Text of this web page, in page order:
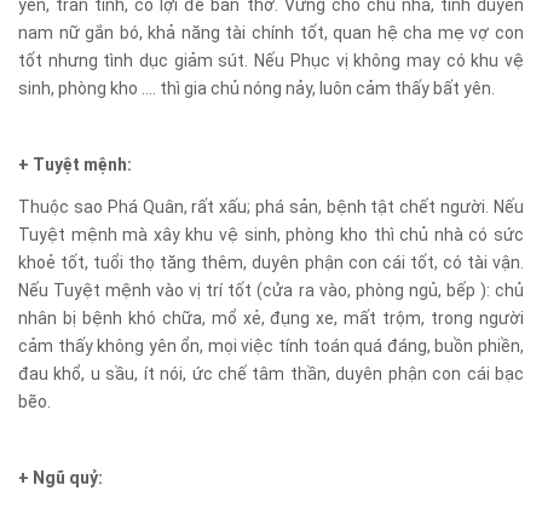
yên, trấn tĩnh, có lợi để bàn thờ. Vững cho chủ nhà, tình duyên
nam nữ gắn bó, khả năng tài chính tốt, quan hệ cha mẹ vợ con
tốt nhưng tình dục giảm sút. Nếu Phục vị không may có khu vệ
sinh, phòng kho …. thì gia chủ nóng nảy, luôn cảm thấy bất yên.
+ Tuyệt mệnh:
Thuộc sao Phá Quân, rất xấu; phá sản, bệnh tật chết người. Nếu
Tuyệt mệnh mà xây khu vệ sinh, phòng kho thì chủ nhà có sức
khoẻ tốt, tuổi thọ tăng thêm, duyên phận con cái tốt, có tài vận.
Nếu Tuyệt mệnh vào vị trí tốt (cửa ra vào, phòng ngủ, bếp ): chủ
nhân bị bệnh khó chữa, mổ xẻ, đụng xe, mất trộm, trong người
cảm thấy không yên ổn, mọi việc tính toán quá đáng, buồn phiền,
đau khổ, u sầu, ít nói, ức chế tâm thần, duyên phận con cái bạc
bẽo.
+ Ngũ quỷ: